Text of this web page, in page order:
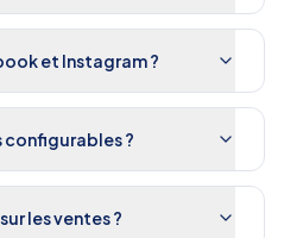
et Instagram ?
?
les ventes ?